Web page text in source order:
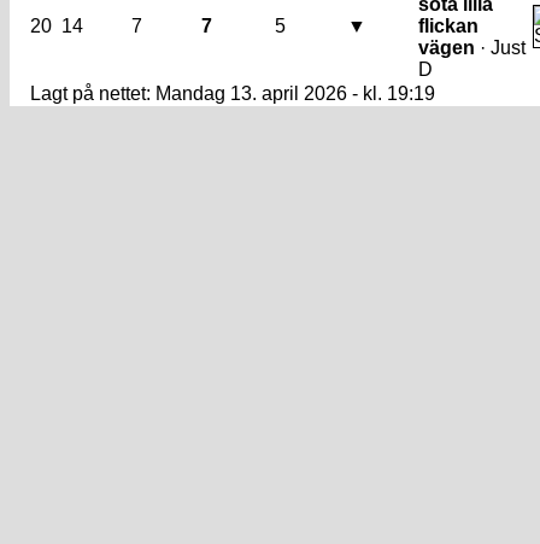
20 14 7 7 5 ▼
söta lilla
flickan
vägen · Just
D
Lagt på nettet: Mandag 13. april 2026 - kl. 19:19